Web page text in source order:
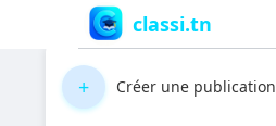
classi.tn
+ Créer une publication